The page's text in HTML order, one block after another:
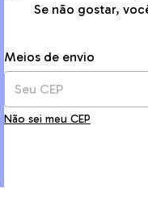
Se não gostar,
Entregas para o CEP:
Meios de envio
Não sei meu CEP